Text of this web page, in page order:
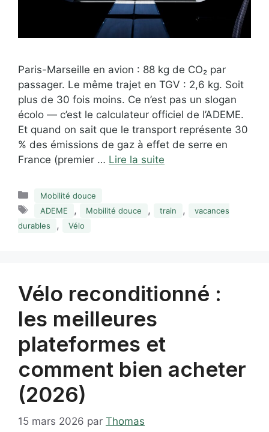
Paris-Marseille en avion : 88 kg de CO₂ par
passager. Le même trajet en TGV : 2,6 kg. Soit
plus de 30 fois moins. Ce n’est pas un slogan
écolo — c’est le calculateur officiel de l’ADEME.
Et quand on sait que le transport représente 30
% des émissions de gaz à effet de serre en
France (premier … Lire la suite
Catégories
Mobilité douce
Étiquettes
ADEME , Mobilité douce , train ,
vacances
durables
, Vélo
Vélo reconditionné :
les meilleures
plateformes et
comment bien acheter
(2026)
15 mars 2026 par Thomas